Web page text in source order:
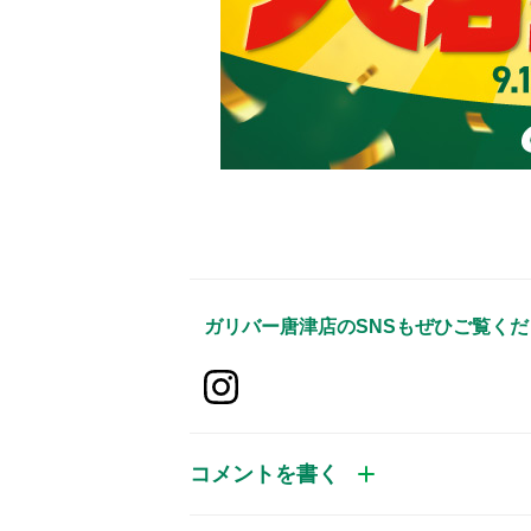
ガリバー唐津店のSNSもぜひご覧く
コメントを書く